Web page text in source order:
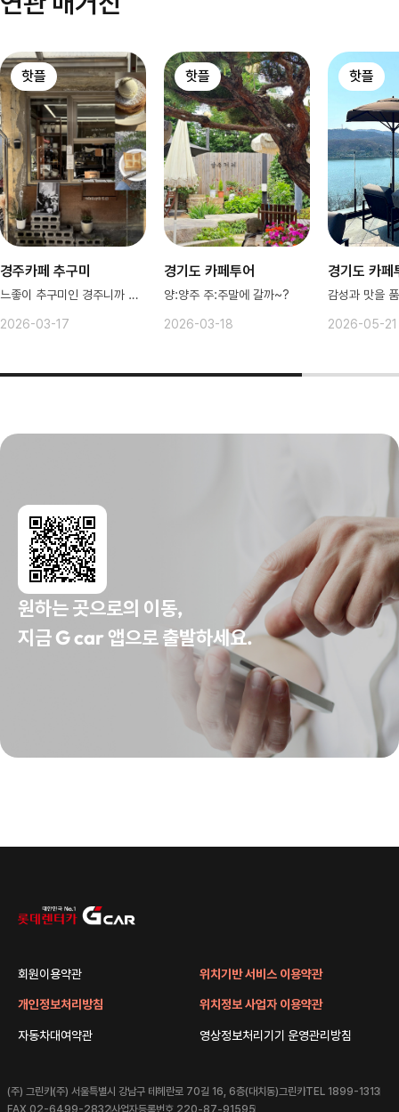
핫플
경주카페 추구미
느좋이 추구미인 경주니까 필참하도록
2026-03-17
핫플
경기도 카페투어
양:양주 주:주말에 갈까~?
2026-03-18
핫플
경기도 카페
2026-05-21
원하는 곳으로의 이동,
지금 G car 앱으로 출발하세요.
회원이용약관
개인정보처리방침
자동차대여약관
위치기반 서비스 이용약관
위치정보 사업자 이용약관
영상정보처리기기 운영관리방침
(주) 그린카(주) 서울특별시 강남구 테헤란로 70길 16, 6층(대치동)그린카TEL 1899-1313
FAX 02-6499-2832사업자등록번호 220-87-91595